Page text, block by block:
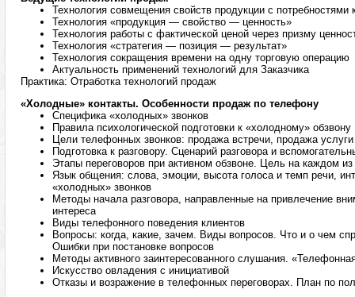
Технология совмещения свойств продукции с потребностями
Технология «продукция — свойство — ценность»
Технология работы с фактической ценой через призму
Технология «стратегия — позиция — результат»
Технология сокращения времени на одну торговую операцию
Актуальность применений технологий для Заказчика
Практика: Отработка технологий продаж
«Холодные» контакты. Особенности продаж по телефону
Специфика «холодных» звонков
Правила психологической подготовки к «холодному» обзвону
Цели телефонных звонков: продажа встречи, продажа услуги
Подготовка к разговору. Сценарий разговора и
Этапы переговоров при активном обзвоне. Цель на каждом из
Язык общения: слова, эмоции, высота голоса и темп речи,
«холодных» звонков
Методы начала разговора, направленные на привлечение
интереса
Виды телефонного поведения клиентов
Вопросы: когда, какие, зачем. Виды вопросов. Что и о чем
Ошибки при постановке вопросов
Методы активного заинтересованного слушания.
Искусство овладения с инициативой
Отказы и возражение в телефонных переговорах. План по